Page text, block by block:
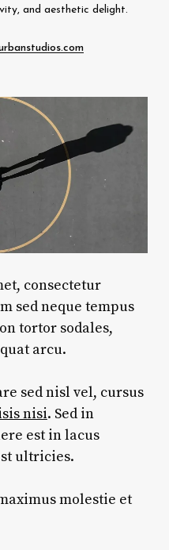
and aesthetic delight.
consectetur
sed neque tempus
tortor sodales,
arcu.
sed nisl vel, cursus
nisi. Sed in
est in lacus
ultricies.
molestie et